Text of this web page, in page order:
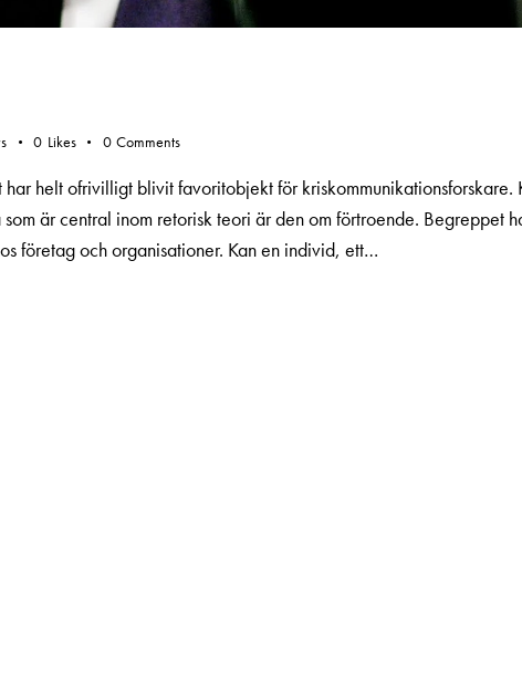
0 Likes 0 Comments
helt ofrivilligt blivit favoritobjekt för kriskommunikationsforskare.
är central inom retorisk teori är den om förtroende. Begreppet
företag och organisationer. Kan en individ, ett…